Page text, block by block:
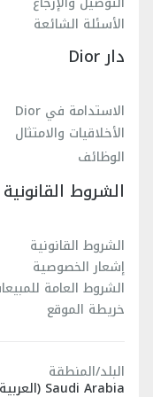
لحديثي الولادة.
تحذير: يُرجى إزالة
عناصر أخرى مرفقة
الأسئلة الشائعة
دار Dior
الاستدامة في Dior
الأخلاقيات والامتثال
الوظائف
الشروط القانونية
الشروط القانونية
إشعار الخصوصية
الشروط العامة
خريطة الموقع
البلد/المنطقة
Saudi Arabia (العربية)